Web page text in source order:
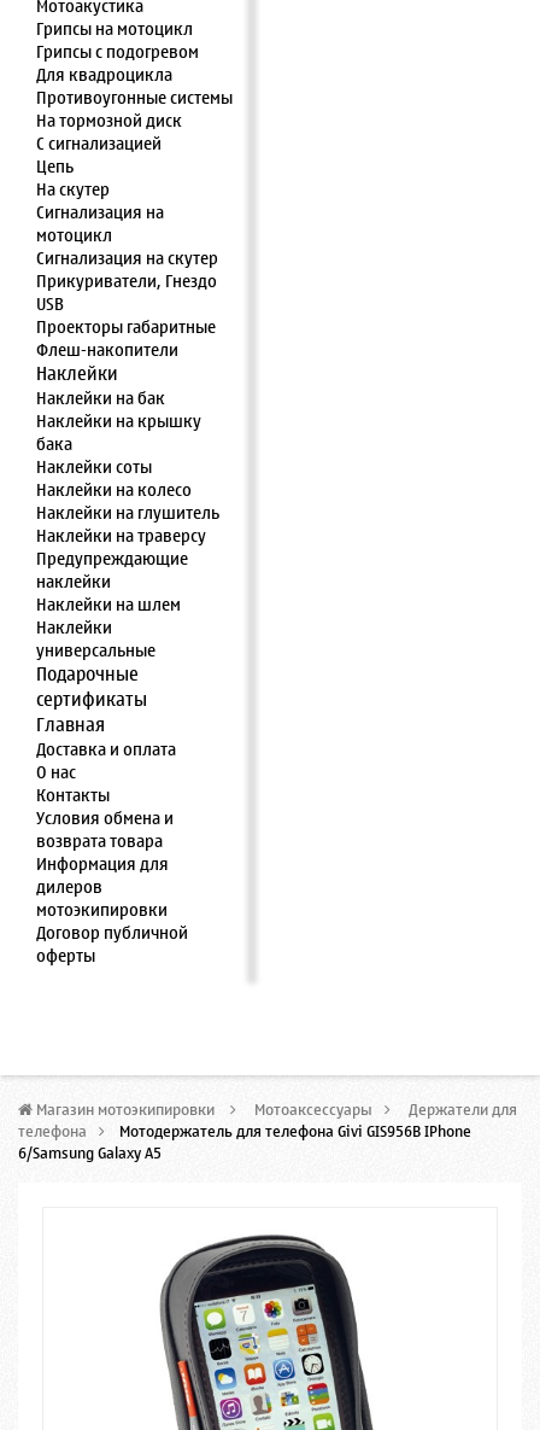
Мотоакустика
Грипсы на мотоцикл
Грипсы с подогревом
Для квадроцикла
Противоугонные системы
На тормозной диск
С сигнализацией
Цепь
На скутер
Сигнализация на
мотоцикл
Сигнализация на скутер
Прикуриватели, Гнездо
USB
Проекторы габаритные
Флеш-накопители
Наклейки
Наклейки на бак
Наклейки на крышку
бака
Наклейки соты
Наклейки на колесо
Наклейки на глушитель
Наклейки на траверсу
Предупреждающие
наклейки
Наклейки на шлем
Наклейки
универсальные
Подарочные
сертификаты
Главная
Доставка и оплата
О нас
Контакты
Условия обмена и
возврата товара
Информация для
дилеров
мотоэкипировки
Договор публичной
оферты
Магазин мотоэкипировки > Мотоаксессуары > Держатели для
телефона > Мотодержатель для телефона Givi GIS956B IPhone
6/Samsung Galaxy A5